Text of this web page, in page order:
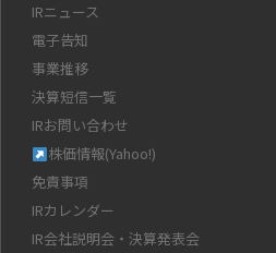
IRニュース
電子告知
事業推移
決算短信一覧
IRお問い合わせ
株価情報(Yahoo!)
免責事項
IRカレンダー
IR会社説明会・決算発表会